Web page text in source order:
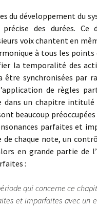
du développement du
des durées.
voix chantent en
à tous les
la temporalité des
être synchronisées par
de règles
dans un chapitre
beaucoup
parfaites et
chaque note, un
en grande partie de
:
qui concerne ce
et imparfaites avec un